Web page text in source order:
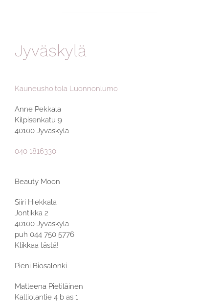
Jyväskylä
Kauneushoitola Luonnonlumo
Anne Pekkala
Kilpisenkatu 9
40100 Jyväskylä
040 1816330
Beauty Moon
Siiri Hiekkala
Jontikka 2
40100 Jyväskylä
puh 044 750 5776
Klikkaa tästä!
Pieni Biosalonki
Matleena Pietiläinen
Kalliolantie 4 b as 1